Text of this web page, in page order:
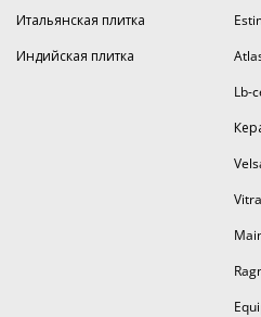
Итальянская плитка
Индийская плитка
Lb-
Vitra